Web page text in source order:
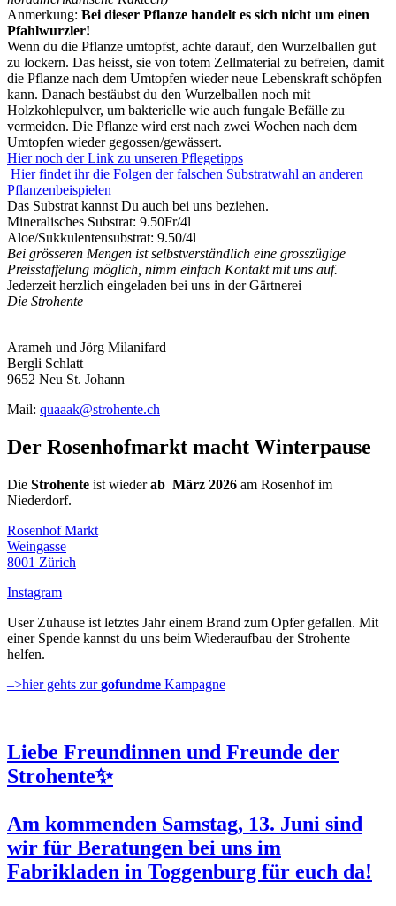
Anmerkung: Bei dieser Pflanze handelt es sich nicht um einen
Pfahlwurzler!
Wenn du die Pflanze umtopfst, achte darauf, den Wurzelballen gut
zu lockern. Das heisst, sie von totem Zellmaterial zu befreien, damit
die Pflanze nach dem Umtopfen wieder neue Lebenskraft schöpfen
kann. Danach bestäubst du den Wurzelballen noch mit
Holzkohlepulver, um bakterielle wie auch fungale Befälle zu
vermeiden. Die Pflanze wird erst nach zwei Wochen nach dem
Umtopfen wieder gegossen/gewässert.
Hier noch der Link zu unseren Pflegetipps
Hier findet ihr die Folgen der falschen Substratwahl an anderen
Pflanzenbeispielen
Das Substrat kannst Du auch bei uns beziehen.
Mineralisches Substrat: 9.50Fr/4l
Aloe/Sukkulentensubstrat: 9.50/4l
Bei grösseren Mengen ist selbstverständlich eine grosszügige
Preisstaffelung möglich, nimm einfach Kontakt mit uns auf.
Jederzeit herzlich eingeladen bei uns in der Gärtnerei
Die Strohente
Arameh und Jörg Milanifard
Bergli Schlatt
9652 Neu St. Johann
Mail: quaaak@strohente.ch
Der Rosenhofmarkt macht Winterpause
Die Strohente ist wiederab März 2026 am Rosenhof im
Niederdorf.
Rosenhof Markt
Weingasse
8001 Zürich
Instagram
User Zuhause ist letztes Jahr einem Brand zum Opfer gefallen. Mit
einer Spende kannst du uns beim Wiederaufbau der Strohente
helfen.
–>hier gehts zurgofundme Kampagne
Liebe Freundinnen und Freunde der
Strohente✨
Am kommenden Samstag, 13. Juni sind
wir für Beratungen bei uns im
Fabrikladen in Toggenburg für euch da!